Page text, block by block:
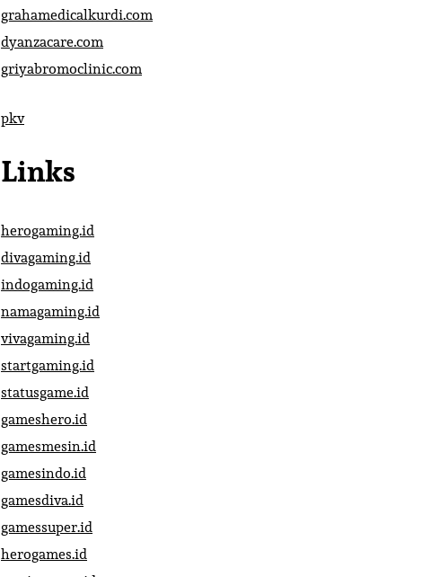
grahamedicalkurdi.com
dyanzacare.com
griyabromoclinic.com
pkv
Links
herogaming.id
divagaming.id
indogaming.id
namagaming.id
vivagaming.id
startgaming.id
statusgame.id
gameshero.id
gamesmesin.id
gamesindo.id
gamesdiva.id
gamessuper.id
herogames.id